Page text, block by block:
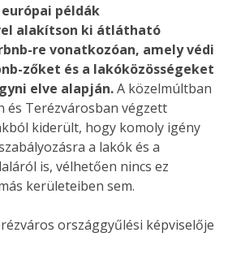
példák
alakítson ki átlátható
re vonatkozóan, amely védi
zőket és a lakóközösségeket
elve alapján.A közelmúltban
és Terézvárosban végzett
kiderült, hogy komoly igény
a lakók és a
is, vélhetően nincs ez
kerületeiben sem.
országgyűlési képviselője